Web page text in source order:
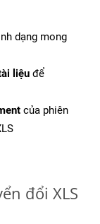
dạng mong
liệu để
của phiên
đổi XLS